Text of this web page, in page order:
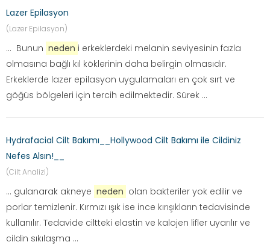
Lazer Epilasyon
(Lazer Epilasyon)
... Bunun neden i erkeklerdeki melanin seviyesinin fazla
olmasına bağlı kıl köklerinin daha belirgin olmasıdır.
Erkeklerde lazer epilasyon uygulamaları en çok sırt ve
göğüs bölgeleri için tercih edilmektedir. Sürek ...
Hydrafacial Cilt Bakımı__Hollywood Cilt Bakımı ile Cildiniz
Nefes Alsın!__
(Cilt Analizi)
... gulanarak akneye neden olan bakteriler yok edilir ve
porlar temizlenir. Kırmızı ışık ise ince kırışıkların tedavisinde
kullanılır. Tedavide ciltteki elastin ve kalojen lifler uyarılır ve
cildin sıkılaşma ...